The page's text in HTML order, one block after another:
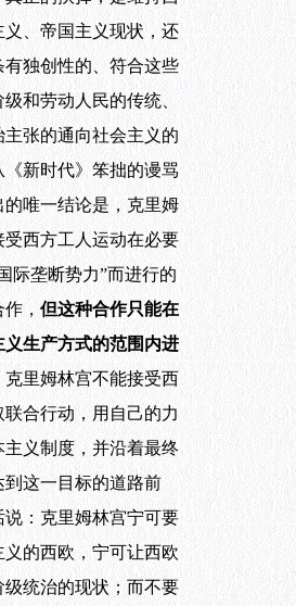
义、帝国主义现状，还
有独创性的、符合这些
和劳动人民的传统、
主张的通向社会主义的
《新时代》笨拙的谩骂
的唯一结论是，克里姆
受西方工人运动在必要
际垄断势力”而进行的
， 但这种合作只能在
义生产方式的范围内进
克里姆林宫不能接受西
联合行动，用自己的力
主义制度，并沿着最终
到这一目标的道路前
说：克里姆林宫宁可要
义的西欧，宁可让西欧
级统治的现状；而不要